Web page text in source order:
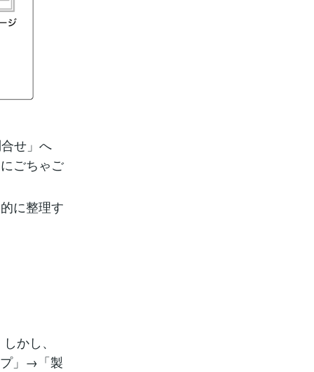
せ」へ
ごちゃご
に整理す
かし、
」→「製